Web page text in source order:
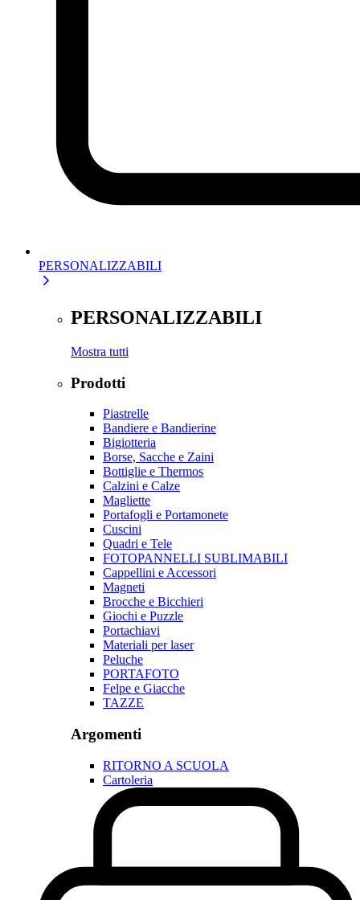
PERSONALIZZABILI
PERSONALIZZABILI
Mostra tutti
Prodotti
Piastrelle
Bandiere e Bandierine
Bigiotteria
Borse, Sacche e Zaini
Bottiglie e Thermos
Calzini e Calze
Magliette
Portafogli e Portamonete
Cuscini
Quadri e Tele
FOTOPANNELLI SUBLIMABILI
Cappellini e Accessori
Magneti
Brocche e Bicchieri
Giochi e Puzzle
Portachiavi
Materiali per laser
Peluche
PORTAFOTO
Felpe e Giacche
TAZZE
Argomenti
RITORNO A SCUOLA
Cartoleria